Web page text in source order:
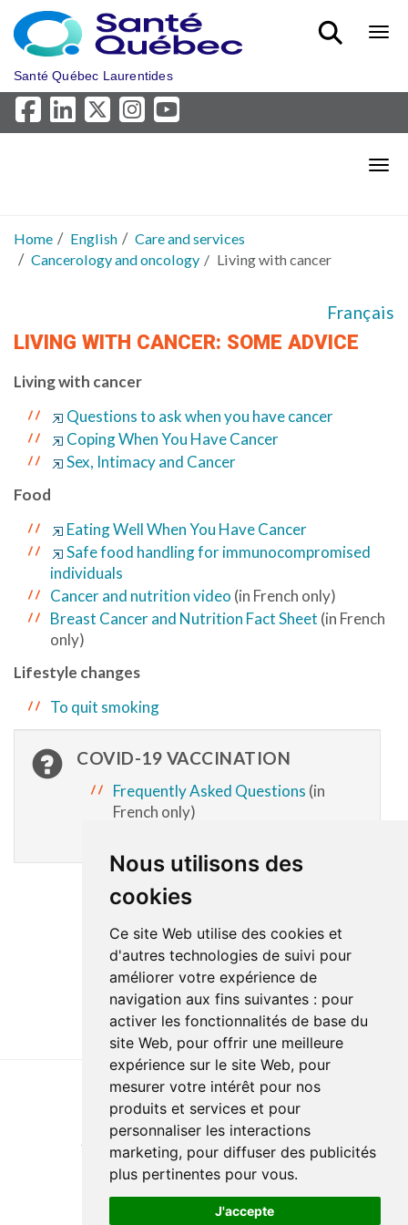
Nous utilisons des
cookies
Ce site Web utilise des cookies et
d'autres technologies de suivi pour
améliorer votre expérience de
navigation aux fins suivantes : pour
activer les fonctionnalités de base du
site Web, pour offrir une meilleure
expérience sur le site Web, pour
mesurer votre intérêt pour nos
produits et services et pour
personnaliser les interactions
marketing, pour diffuser des publicités
plus pertinentes pour vous.
J'accepte
Skip to main content
Santé Québec Laurentides
Home English
Care and services
Cancerology and oncology
Living with cancer
Français
LIVING WITH CANCER: SOME ADVICE
Living with cancer
Questions to ask when you have cancer
Coping When You Have Cancer
Sex, Intimacy and Cancer
Food
Eating Well When You Have Cancer
Safe food handling for immunocompromised
individuals
Cancer and nutrition video (in French only)
Breast Cancer and Nutrition Fact Sheet (in French
only)
Lifestyle changes
To quit smoking
COVID-19 VACCINATION
Frequently Asked Questions (in
French only)
Last update : 23 December 2024
Accessibility
Website development